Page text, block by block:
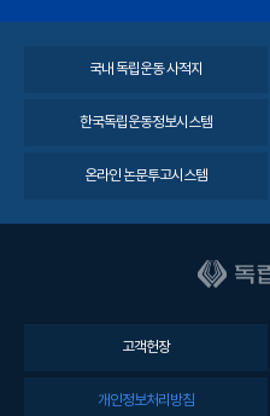
국내 독립운동 사적지
한국독립운동정보시스템
온라인 논문투고시스템
고객헌장
개인정보처리방침